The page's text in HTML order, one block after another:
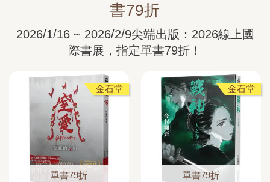
書79折
2026/1/16 ~ 2026/2/9尖端出版：2026線上國
際書展，指定單書79折！
金石堂
單書79折
金石堂
單書79折